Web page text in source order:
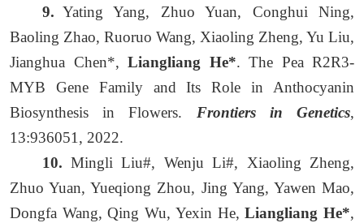
9. Yating Yang, Zhuo Yuan, Conghui Ning,
Baoling Zhao, Ruoruo Wang, Xiaoling Zheng, Yu Liu,
Jianghua Chen*, Liangliang He*. The Pea R2R3-
MYB Gene Family and Its Role in Anthocyanin
Biosynthesis in Flowers. Frontiers in Genetics,
13:936051, 2022.
10. Mingli Liu#, Wenju Li#, Xiaoling Zheng,
Zhuo Yuan, Yueqiong Zhou, Jing Yang, Yawen Mao,
Dongfa Wang, Qing Wu, Yexin He, Liangliang He*,